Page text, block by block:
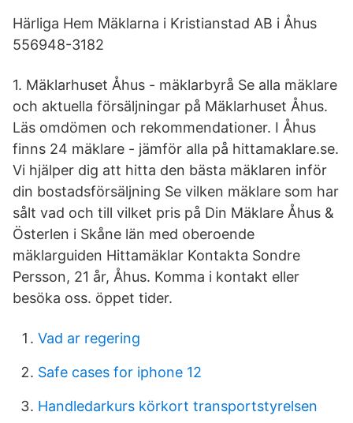
Härliga Hem Mäklarna i Kristianstad AB i Åhus
556948-3182
1. Mäklarhuset Åhus - mäklarbyrå Se alla mäklare
och aktuella försäljningar på Mäklarhuset Åhus.
Läs omdömen och rekommendationer. I Åhus
finns 24 mäklare - jämför alla på hittamaklare.se.
Vi hjälper dig att hitta den bästa mäklaren inför
din bostadsförsäljning Se vilken mäklare som har
sålt vad och till vilket pris på Din Mäklare Åhus &
Österlen i Skåne län med oberoende
mäklarguiden Hittamäklar Kontakta Sondre
Persson, 21 år, Åhus. Komma i kontakt eller
besöka oss. öppet tider.
Vad ar regering
Safe cases for iphone 12
Handledarkurs körkort transportstyrelsen